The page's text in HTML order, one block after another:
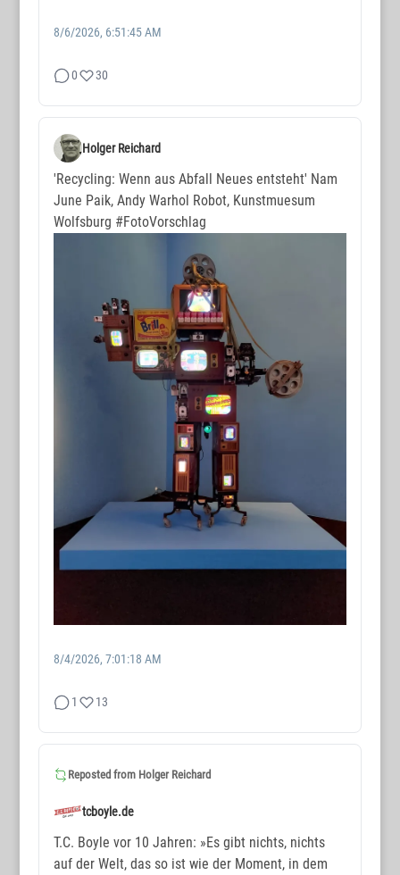
8/6/2026, 6:51:45 AM
0 30
Holger Reichard
'Recycling: Wenn aus Abfall Neues entsteht' Nam
June Paik, Andy Warhol Robot, Kunstmuesum
Wolfsburg #FotoVorschlag
8/4/2026, 7:01:18 AM
1 13
Reposted from Holger Reichard
tcboyle.de
T.C. Boyle vor 10 Jahren: »Es gibt nichts, nichts
auf der Welt, das so ist wie der Moment, in dem
WORTMAX
www.wortmax.de
www.wortmax.com
Das Kreativ-Netzwerk